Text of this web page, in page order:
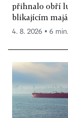
přihnalo obří
blikajícím
4. 8. 2026 ▪ 6